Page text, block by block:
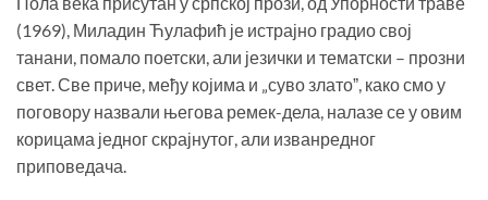
950.00 рсд.
(1969), Миладин Ћулафић је истрајно градио свој
танани, помало поетски, али језички и тематски – прозни
свет. Све приче, међу којима и „суво златоˮ, како смо у
поговору назвали његова ремек-дела, налазе се у овим
корицама једног скрајнутог, али изванредног
приповедача.